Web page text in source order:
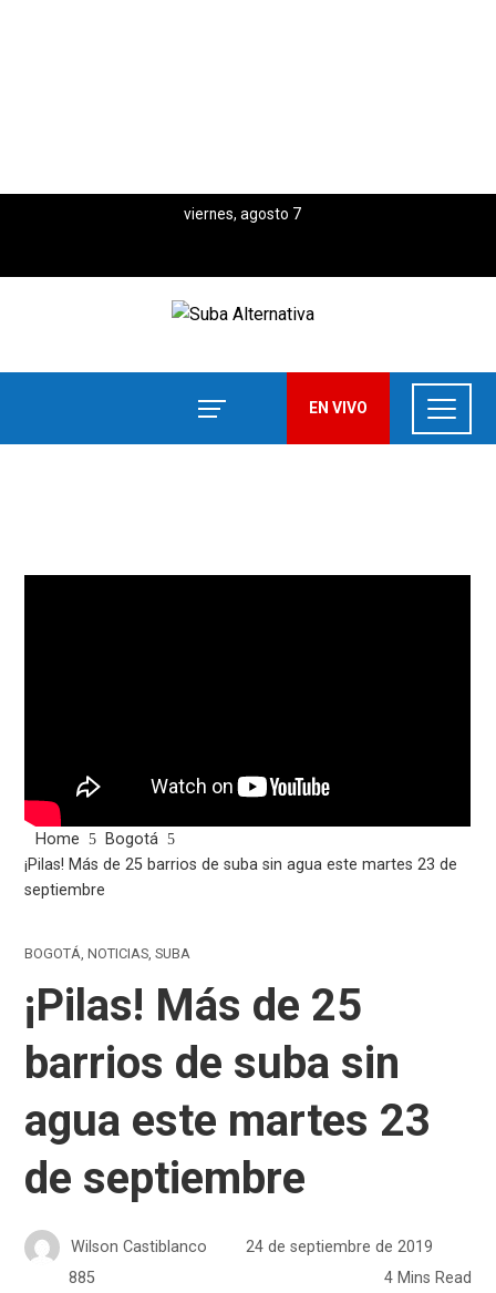
viernes, agosto 7
EN VIVO
Home
Bogotá
¡Pilas! Más de 25 barrios de suba sin agua este martes 23 de
septiembre
BOGOTÁ,NOTICIAS,SUBA
¡Pilas! Más de 25
barrios de suba sin
agua este martes 23
de septiembre
Wilson Castiblanco
24 de septiembre de 2019
885
4 Mins Read